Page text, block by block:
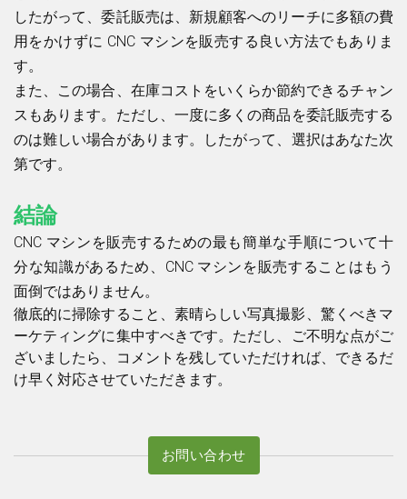
したがって、委託販売は、新規顧客へのリーチに多額の費
用をかけずに CNC マシンを販売する良い方法でもありま
す。
また、この場合、在庫コストをいくらか節約できるチャン
スもあります。ただし、一度に多くの商品を委託販売する
のは難しい場合があります。したがって、選択はあなた次
第です。
結論
CNC マシンを販売するための最も簡単な手順について十
分な知識があるため、CNC マシンを販売することはもう
面倒ではありません。
徹底的に掃除すること、素晴らしい写真撮影、驚くべきマ
ーケティングに集中すべきです。ただし、ご不明な点がご
ざいましたら、コメントを残していただければ、できるだ
け早く対応させていただきます。
お問い合わせ